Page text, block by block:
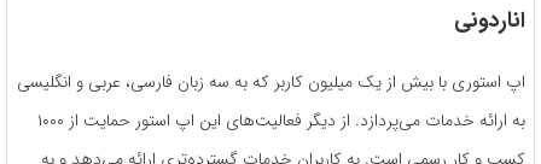
اناردونی
اپ استوری با بیش از یک میلیون کاربر که به سه زبان فارسی، عربی و انگلیسی
به ارائه خدمات می‌پردازد. از دیگر فعالیت‌های این اپ استور حمایت از ۱۰۰۰